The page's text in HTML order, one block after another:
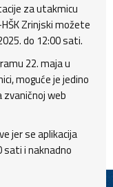
za utakmicu
Zrinjski možete
do 12:00 sati.
22. maja u
moguće je jedino
zvaničnoj web
jer se aplikacija
sati i naknadno